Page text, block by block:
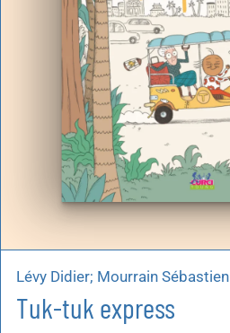
Lévy Didier; Mourrain Sébastien
Tuk-tuk express